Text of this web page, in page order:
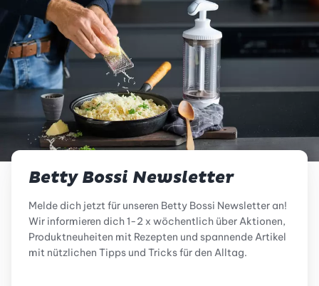
Betty Bossi Newsletter
Melde dich jetzt für unseren Betty Bossi Newsletter an!
Wir informieren dich 1-2 x wöchentlich über Aktionen,
Produktneuheiten mit Rezepten und spannende Artikel
mit nützlichen Tipps und Tricks für den Alltag.